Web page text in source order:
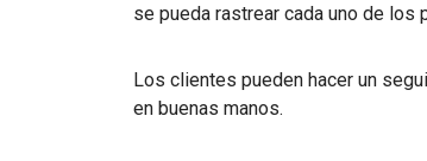
se pueda rastrear cada uno de los
Los clientes pueden hacer un
en buenas manos.